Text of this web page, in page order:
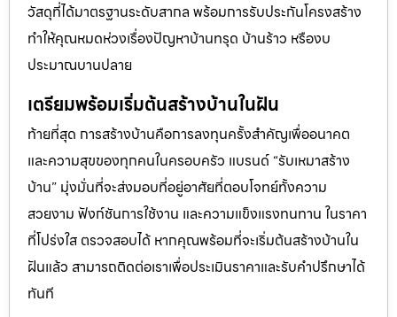
วัสดุที่ได้มาตรฐานระดับสากล พร้อมการรับประกันโครงสร้าง
ทำให้คุณหมดห่วงเรื่องปัญหาบ้านทรุด บ้านร้าว หรืองบ
ประมาณบานปลาย
เตรียมพร้อมเริ่มต้นสร้างบ้านในฝัน
ท้ายที่สุด การสร้างบ้านคือการลงทุนครั้งสำคัญเพื่ออนาคต
และความสุขของทุกคนในครอบครัว แบรนด์ “รับเหมาสร้าง
บ้าน” มุ่งมั่นที่จะส่งมอบที่อยู่อาศัยที่ตอบโจทย์ทั้งความ
สวยงาม ฟังก์ชันการใช้งาน และความแข็งแรงทนทาน ในราคา
ที่โปร่งใส ตรวจสอบได้ หากคุณพร้อมที่จะเริ่มต้นสร้างบ้านใน
ฝันแล้ว สามารถติดต่อเราเพื่อประเมินราคาและรับคำปรึกษาได้
ทันที